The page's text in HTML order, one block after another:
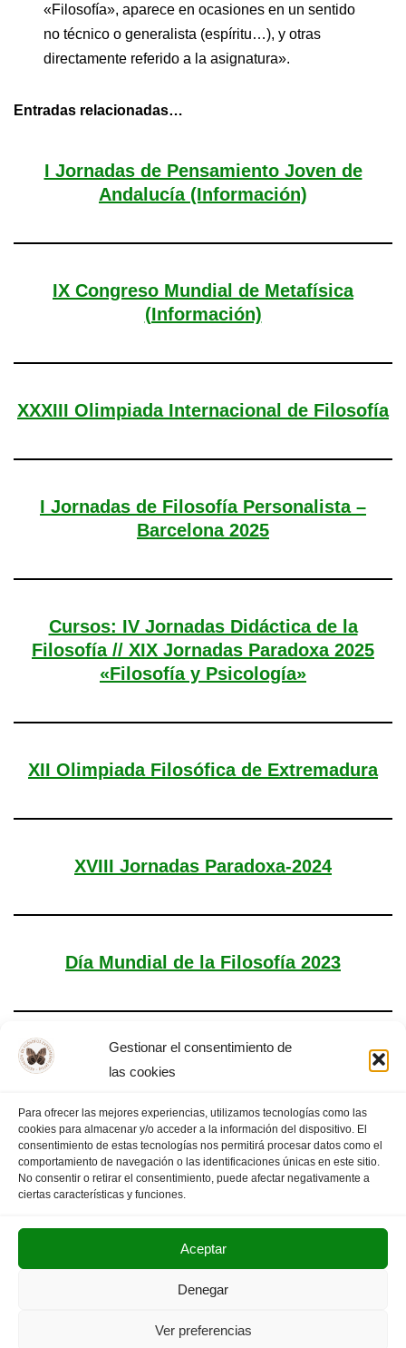
Gestionar el consentimiento de
las cookies
Para ofrecer las mejores experiencias, utilizamos tecnologías como las
cookies para almacenar y/o acceder a la información del dispositivo. El
consentimiento de estas tecnologías nos permitirá procesar datos como el
comportamiento de navegación o las identificaciones únicas en este sitio.
No consentir o retirar el consentimiento, puede afectar negativamente a
ciertas características y funciones.
Aceptar
Denegar
Ver preferencias
«Filosofía», aparece en ocasiones en un sentido
no técnico o generalista (espíritu…), y otras
directamente referido a la asignatura».
Entradas relacionadas…
I Jornadas de Pensamiento Joven de
Andalucía (Información)
IX Congreso Mundial de Metafísica
(Información)
XXXIII Olimpiada Internacional de Filosofía
I Jornadas de Filosofía Personalista –
Barcelona 2025
Cursos: IV Jornadas Didáctica de la
Filosofía // XIX Jornadas Paradoxa 2025
«Filosofía y Psicología»
XII Olimpiada Filosófica de Extremadura
XVIII Jornadas Paradoxa-2024
Día Mundial de la Filosofía 2023
Asamblea General AFEX
1 2 3 4 PÁGINA SIGUIENTE
POLITICA DE PRIVACIDAD
AVISO LEGAL